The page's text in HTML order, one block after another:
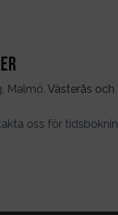
, Malmö, Västerås och
oss för